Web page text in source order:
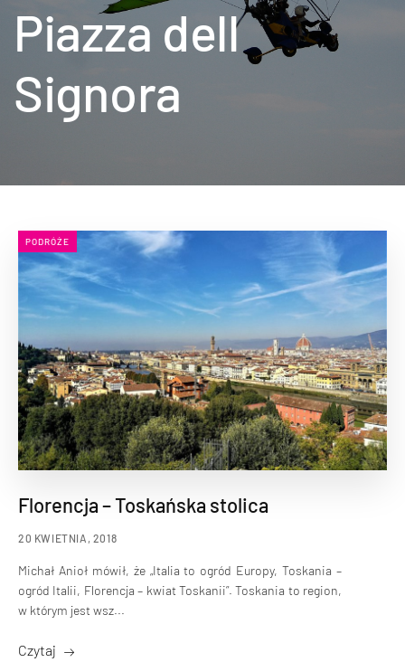
Piazza dell
Signora
PODRÓŻE
Florencja – Toskańska stolica
20 KWIETNIA, 2018
Michał Anioł mówił, że „Italia to ogród Europy, Toskania –
ogród Italii, Florencja – kwiat Toskanii”. Toskania to region,
w którym jest wsz...
Czytaj